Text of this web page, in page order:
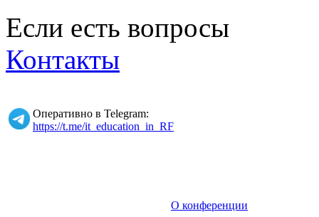
Если есть вопросы
Контакты
Оперативно в Telegram:
https://t.me/it_education_in_RF
О конференции